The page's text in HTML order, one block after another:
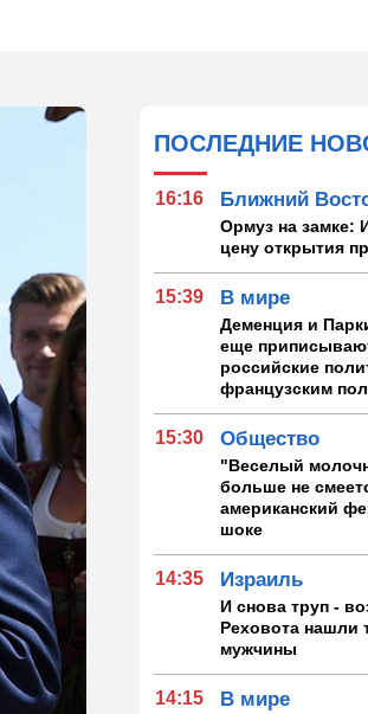
ПОСЛЕДНИЕ
16:16 Ближний
Ормуз на замке:
цену открытия
15:39 В мире
Деменция и
еще
российские
французским
15:30 Общество
"Веселый
больше не
американский
шоке
14:35 Израиль
И снова труп -
Реховота нашли
мужчины
14:15 В мире